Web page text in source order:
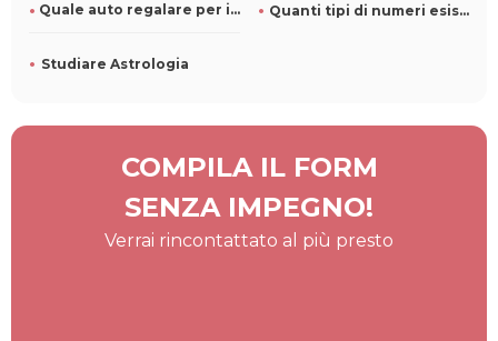
Quale auto regalare per il diploma Quanti tipi di numeri esistono?
Studiare Astrologia
COMPILA IL FORM
SENZA IMPEGNO!
Verrai rincontattato al più presto